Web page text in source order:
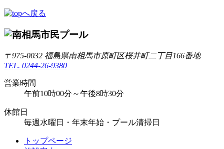
〒975-0032 福島県南相馬市原町区桜井町二丁目166番地
TEL. 0244-26-9380
営業時間
午前10時00分～午後8時30分
休館日
毎週水曜日・年末年始・プール清掃日
トップページ